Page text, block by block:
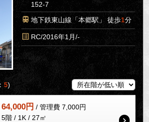
152-7
地下鉄東山線「本郷駅」 徒歩1分
RC/2016年1月/-
5)
64,000円 / 管理費 7,000円
5階 / 1K / 27㎡